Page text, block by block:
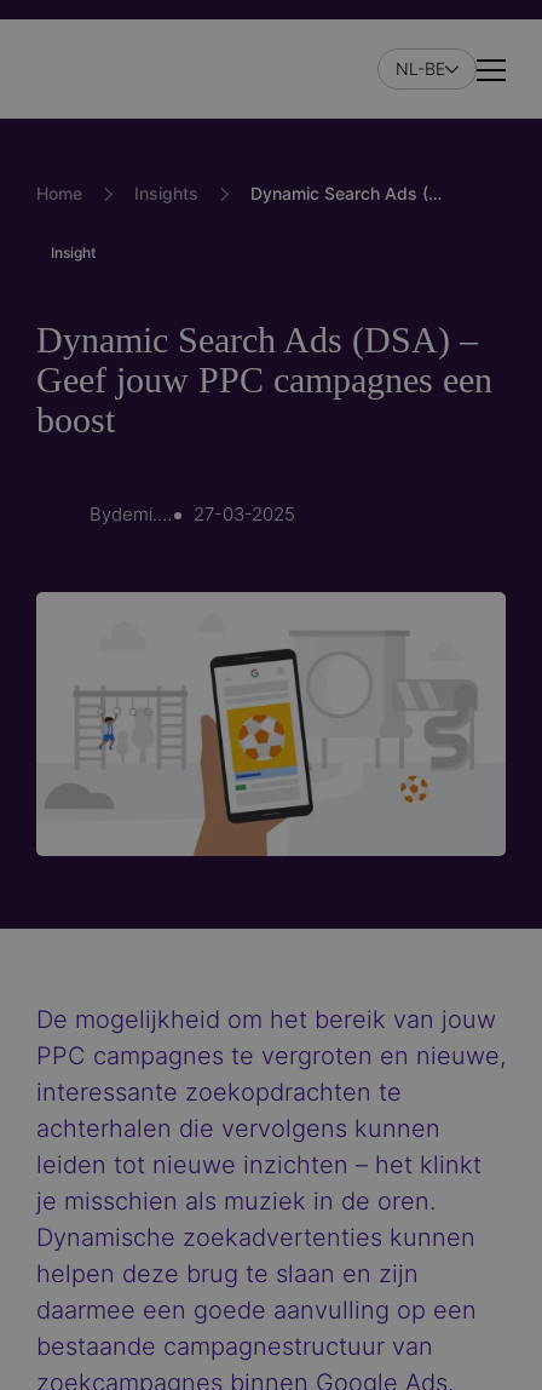
Skip
NL-BE
Home Insights Dynamic Search Ads (DSA) – Geef jouw PPC campagnes een boost
Insight
Dynamic Search Ads (DSA) –
Geef jouw PPC campagnes een
boost
By demi.verkade@o… 27-03-2025
De mogelijkheid om het bereik van jouw
PPC campagnes te vergroten en nieuwe,
interessante zoekopdrachten te
achterhalen die vervolgens kunnen
leiden tot nieuwe inzichten – het klinkt
je misschien als muziek in de oren.
Dynamische zoekadvertenties kunnen
helpen deze brug te slaan en zijn
daarmee een goede aanvulling op een
bestaande campagnestructuur van
zoekcampagnes binnen Google Ads.